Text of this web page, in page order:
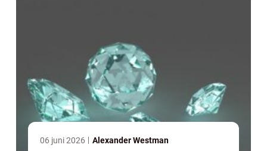
06 juni 2026 Alexander Westman